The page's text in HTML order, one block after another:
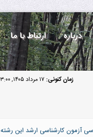
درباره ارتباط با ما
زمان کنونی: ۱۷ مرداد ۱۴۰۵, ۰۳:۰۰ ق.ظ
آزمون کارشناسی ارشد این رشته